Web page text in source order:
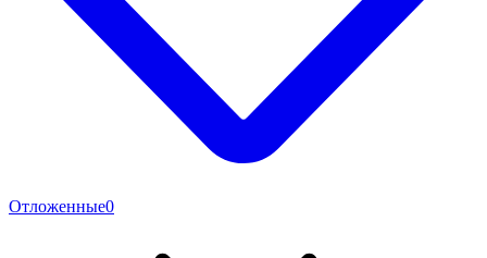
Отложенные0